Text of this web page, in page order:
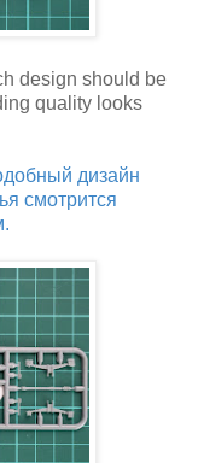
design should be
quality looks
дизайн
смотрится